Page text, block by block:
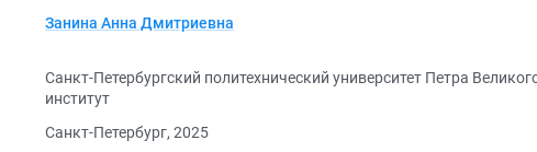
Занина Анна Дмитриевна
Санкт-Петербургский политехнический университет Петра
институт
Санкт-Петербург, 2025